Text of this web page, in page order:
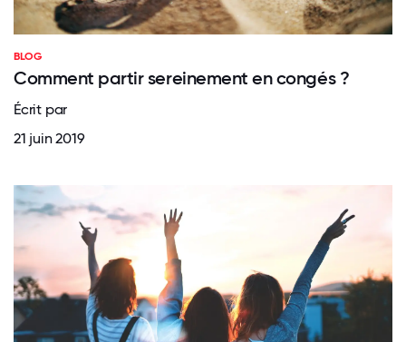
BLOG
Comment partir sereinement en congés ?
Écrit par
21 juin 2019